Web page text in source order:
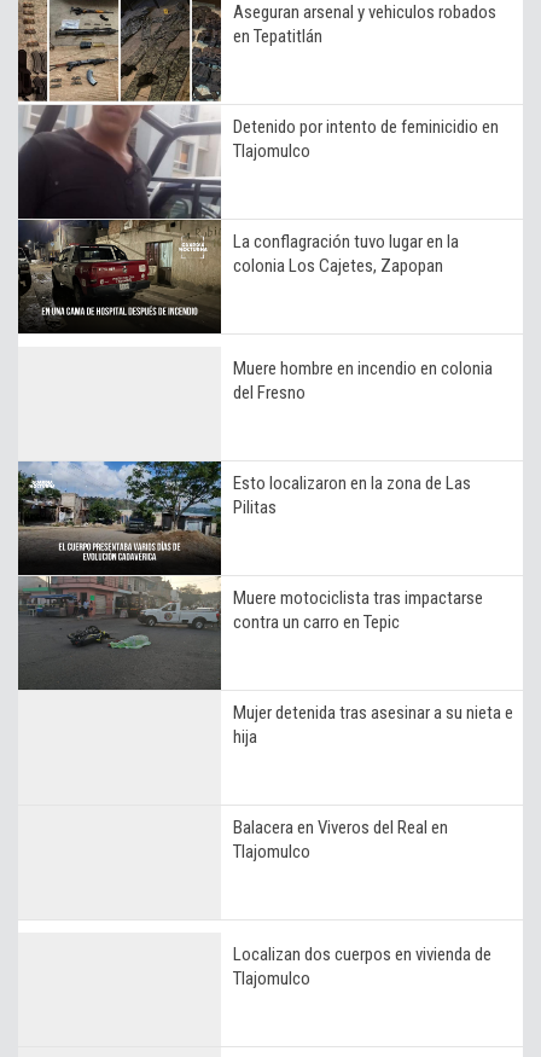
Aseguran arsenal y vehiculos robados
en Tepatitlán
Detenido por intento de feminicidio en
Tlajomulco
La conflagración tuvo lugar en la
colonia Los Cajetes, Zapopan
Muere hombre en incendio en colonia
del Fresno
Esto localizaron en la zona de Las
Pilitas
Muere motociclista tras impactarse
contra un carro en Tepic
Mujer detenida tras asesinar a su nieta e
hija
Balacera en Viveros del Real en
Tlajomulco
Localizan dos cuerpos en vivienda de
Tlajomulco